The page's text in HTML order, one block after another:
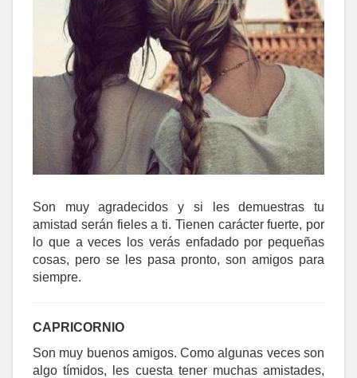
Son muy agradecidos y si les demuestras tu
amistad serán fieles a ti. Tienen carácter fuerte, por
lo que a veces los verás enfadado por pequeñas
cosas, pero se les pasa pronto, son amigos para
siempre.
CAPRICORNIO
Son muy buenos amigos. Como algunas veces son
algo tímidos, les cuesta tener muchas amistades,